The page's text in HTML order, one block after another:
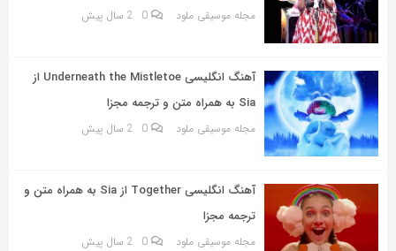
مجله موسیقی ملود 0 2 سال پیش
آهنگ انگلیسی Underneath the Mistletoe از
Sia به همراه متن و ترجمه مجزا
مجله موسیقی ملود 0 2 سال پیش
آهنگ انگلیسی Together از Sia به همراه متن و
ترجمه مجزا
مجله موسیقی ملود 0 2 سال پیش